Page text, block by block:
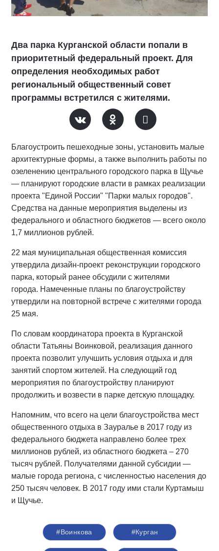
Два парка Курганской области попали в
приоритетный федеральный проект. Для
определения необходимых работ
региональный общественный совет
программы встретился с жителями.
Благоустроить пешеходные зоны, установить малые
архитектурные формы, а также выполнить работы по
озеленению центрального городского парка в Щучье
— планируют городские власти в рамках реализации
проекта "Единой России" "Парки малых городов".
Средства на данные мероприятия выделены из
федерального и областного бюджетов — всего около
1,7 миллионов рублей.
22 мая муниципальная общественная комиссия
утвердила дизайн-проект реконструкции городского
парка, который ранее обсудили с жителями
города. Намеченные планы по благоустройству
утвердили на повторной встрече с жителями города
25 мая.
По словам координатора проекта в Курганской
области Татьяны Воинковой, реализация данного
проекта позволит улучшить условия отдыха и для
занятий спортом жителей. На следующий год
мероприятия по благоустройству планируют
продолжить и возвести в парке детскую площадку.
Напомним, что всего на цели благоустройства мест
общественного отдыха в Зауралье в 2017 году из
федерального бюджета направлено более трех
миллионов рублей, из областного бюджета – 270
тысяч рублей. Получателями данной субсидии —
малые города региона, с численностью населения до
250 тысяч человек. В 2017 году ими стали Куртамыш
и Щучье.
#Воинкова #Курган